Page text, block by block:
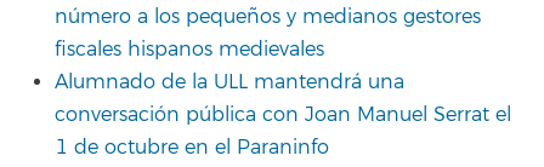
número a los pequeños y medianos gestores
fiscales hispanos medievales
Alumnado de la ULL mantendrá una
conversación pública con Joan Manuel Serrat el
1 de octubre en el Paraninfo